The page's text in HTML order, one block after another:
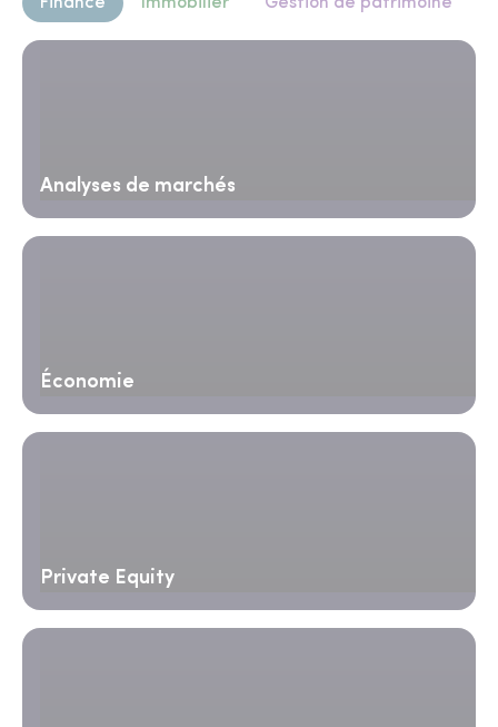
Analyses de marchés
Économie
Private Equity